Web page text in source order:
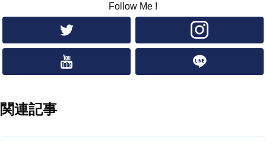
Follow Me !
関連記事